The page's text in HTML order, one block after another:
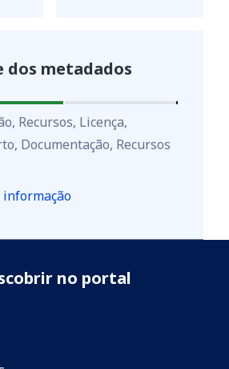
dos metadados
Recursos, Licença,
Documentação, Recursos
informação
no portal